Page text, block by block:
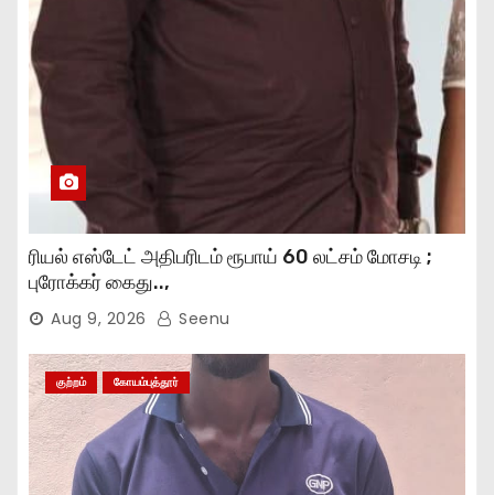
ரியல் எஸ்டேட் அதிபரிடம் ரூபாய் 60 லட்சம் மோசடி ;
புரோக்கர் கைது..,
Aug 9, 2026 Seenu
குற்றம் கோயம்புத்தூர்